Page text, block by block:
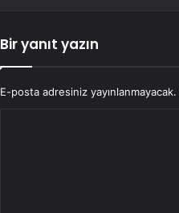
Bir yanıt yazın
E-posta adresiniz yayınlanmayacak.